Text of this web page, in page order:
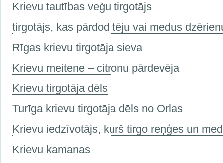
Krievu tautības veģu tirgotājs
tirgotājs, kas pārdod tēju vai medus
Rīgas krievu tirgotāja sieva
Krievu meitene – citronu pārdevēja
Krievu tirgotāja dēls
Turīga krievu tirgotāja dēls no Orlas
Krievu iedzīvotājs, kurš tirgo reņģes un
Krievu kamanas